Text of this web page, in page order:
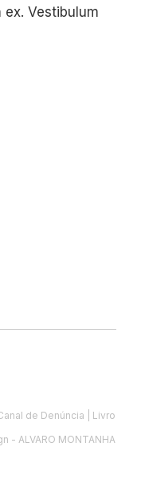
ex. Vestibulum
de Denúncia
Livro
- ALVARO MONTANHA